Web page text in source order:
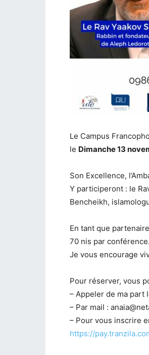
Le Campus
le Dimanche 13
Son Excellence,
Y participeront : le
Bencheikh,
En tant que
70 nis par conférence.
Je vous encourage
Pour réserver, vous
– Appeler de ma part
– Par mail :
– Pour vous inscrire
https://